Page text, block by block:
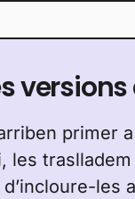
versions
primer a
les traslladem
les